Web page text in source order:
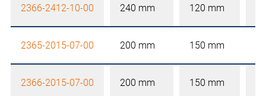
2366-2412-10-00 240 mm 120 mm
2365-2015-07-00 200 mm 150 mm
2366-2015-07-00 200 mm 150 mm